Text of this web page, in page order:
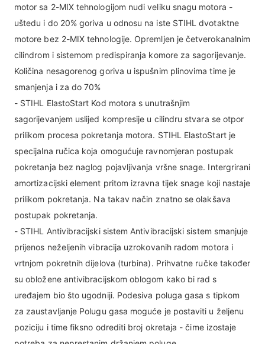
motor sa 2-MIX tehnologijom nudi veliku snagu motora -
uštedu i do 20% goriva u odnosu na iste STIHL dvotaktne
motore bez 2-MIX tehnologije. Opremljen je četverokanalnim
cilindrom i sistemom predispiranja komore za sagorijevanje.
Količina nesagorenog goriva u ispušnim plinovima time je
smanjenja i za do 70%
- STIHL ElastoStart Kod motora s unutrašnjim
sagorijevanjem uslijed kompresije u cilindru stvara se otpor
prilikom procesa pokretanja motora. STIHL ElastoStart je
specijalna ručica koja omogućuje ravnomjeran postupak
pokretanja bez naglog pojavljivanja vršne snage. Intergrirani
amortizacijski element pritom izravna tijek snage koji nastaje
prilikom pokretanja. Na takav način znatno se olakšava
postupak pokretanja.
- STIHL Antivibracijski sistem Antivibracijski sistem smanjuje
prijenos neželjenih vibracija uzrokovanih radom motora i
vrtnjom pokretnih dijelova (turbina). Prihvatne ručke također
su obložene antivibracijskom oblogom kako bi rad s
uređajem bio što ugodniji. Podesiva poluga gasa s tipkom
za zaustavljanje Polugu gasa moguće je postaviti u željenu
poziciju i time fiksno odrediti broj okretaja - čime izostaje